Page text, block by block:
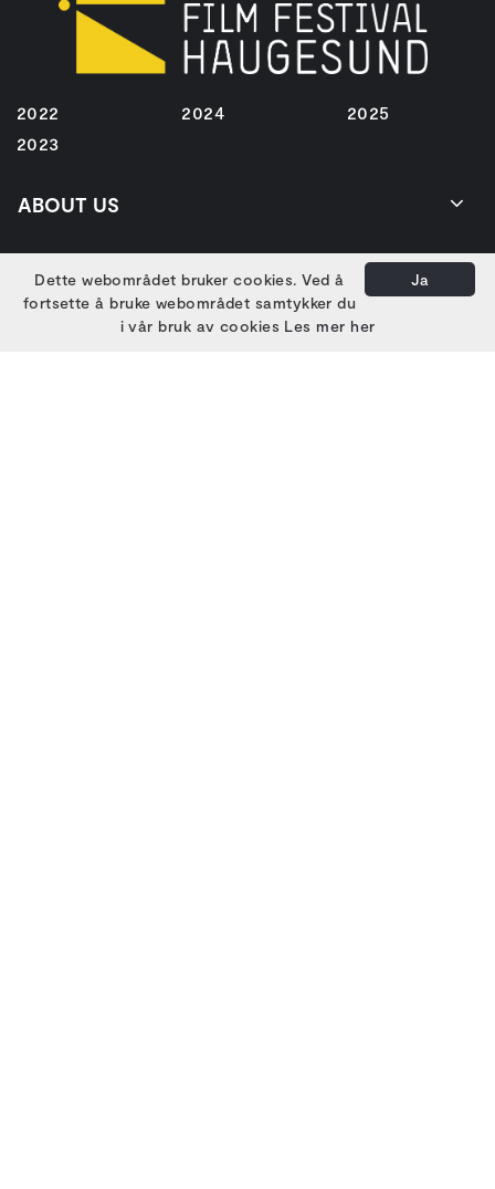
2022
2023
2024 2025
ABOUT US
GET IN TOUCH Ja
Dette webområdet bruker cookies. Ved å
fortsette å bruke webområdet samtykker du
i vår bruk av cookies Les mer her